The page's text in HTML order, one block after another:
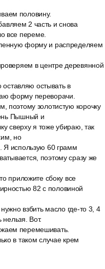
половину.
2 часть и снова
все переме.
форму и распределяем
в центре деревянной
оставляю остывать в
форму переворачи.
поэтому золотистую корочку
Пышный и
сверху я тоже убираю, так
но
Я использую 60 грамм
поэтому сразу же
приложите сбоку все
82 с половиной
взбить масло где-то 3, 4
Вот.
перемешивать.
в таком случае крем